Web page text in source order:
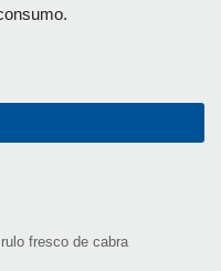
rulo fresco de cabra